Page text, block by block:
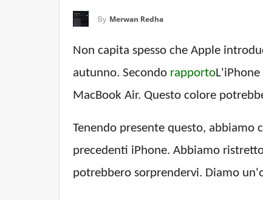
By Merwan Redha
Non capita spesso che Apple
autunno. Secondo rapporto
MacBook Air. Questo colore
Tenendo presente questo,
precedenti iPhone. Abbiamo
potrebbero sorprendervi. Diamo